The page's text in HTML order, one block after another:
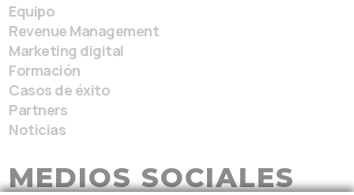
Equipo
Revenue Management
Marketing digital
Formación
Casos de éxito
Partners
Noticias
MEDIOS SOCIALES